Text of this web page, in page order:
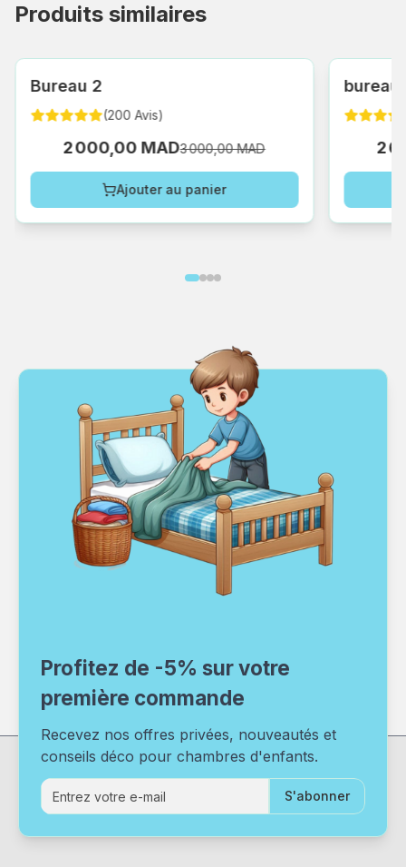
Produits similaires
Bureau 2
(200 Avis)
2 000,00 MAD3 000,00 MAD
Ajouter au panier
bureau
2
Profitez de -5% sur votre
première commande
Recevez nos offres privées, nouveautés et
conseils déco pour chambres d'enfants.
S'abonner